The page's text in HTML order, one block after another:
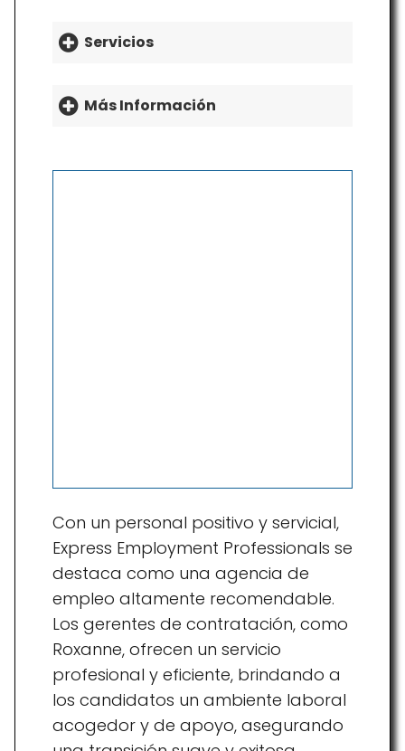
Servicios
Más Información
Con un personal positivo y servicial,
Express Employment Professionals se
destaca como una agencia de
empleo altamente recomendable.
Los gerentes de contratación, como
Roxanne, ofrecen un servicio
profesional y eficiente, brindando a
los candidatos un ambiente laboral
acogedor y de apoyo, asegurando